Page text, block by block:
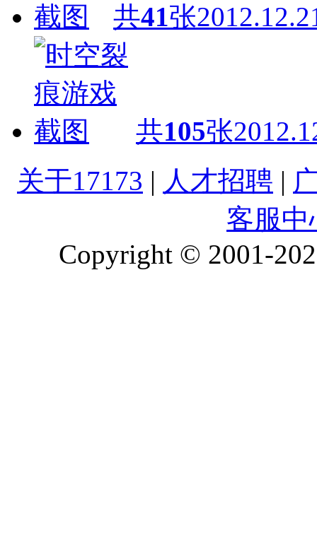
共41张
共105张
关于17173 | 人才招聘 |
客服中
Copyright © 2001-